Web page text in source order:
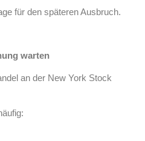
für den späteren Ausbruch.
warten
an der New York Stock